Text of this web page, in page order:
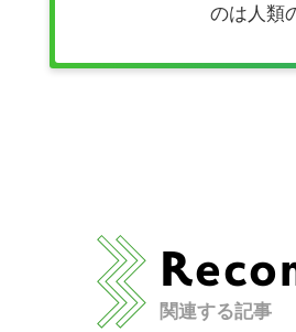
のは人類
関連する記事